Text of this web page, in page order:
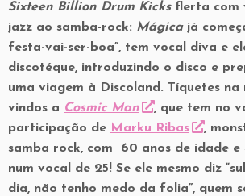
Sixteen Billion Drum Kicksflerta com
jazz ao samba-rock: Mágicajá
festa-vai-ser-boa”, tem vocal diva e
discotéque, introduzindo o disco e
uma viagem à Discoland. Tíquetes na
vindos a Cosmic Man
, que tem no
participação de Marku Ribas
,
samba rock, com 60 anos de idade e
num vocal de 25! Se ele mesmo diz
dia, não tenho medo da folia”, quem